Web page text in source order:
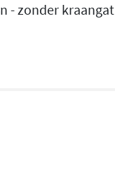
- zonder kraangat